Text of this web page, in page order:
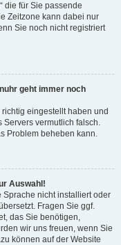
die für Sie passende
Zeitzone kann dabei nur
Sie noch nicht registriert
geht immer noch
eingestellt haben und
Servers vermutlich falsch.
Problem beheben kann.
Auswahl!
Sprache nicht installiert oder
Fragen Sie ggf.
das Sie benötigen,
wir uns freuen, wenn Sie
können auf der Website